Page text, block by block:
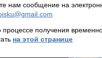
нам сообщение на
процессе получения
на этой странице